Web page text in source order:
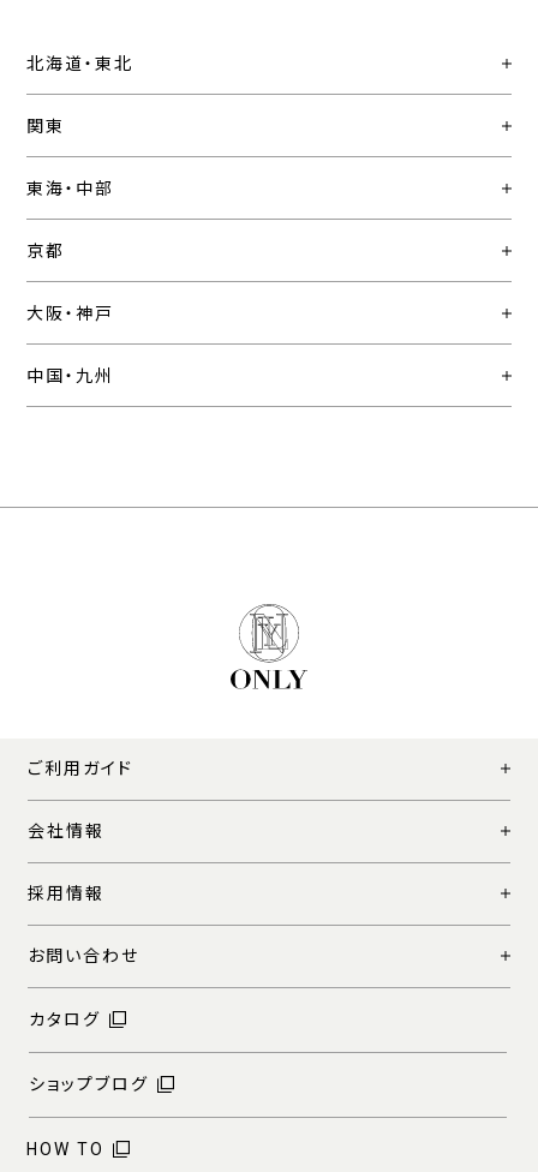
北海道・東北
関東
東海・中部
京都
大阪・神戸
中国・九州
ご利用ガイド
会社情報
採用情報
お問い合わせ
カタログ
ショップブログ
HOW TO